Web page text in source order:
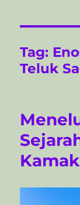
Tag:
Teluk